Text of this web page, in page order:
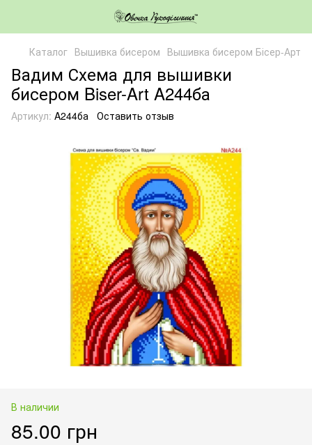
Каталог Вышивка бисером Вышивка бисером Бісер-Арт
Вадим Схема для вышивки
бисером Biser-Art A244ба
Артикул: A244ба Оставить отзыв
В наличии
85.00 грн